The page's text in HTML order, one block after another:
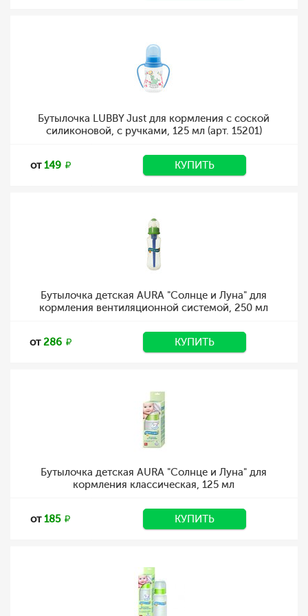
Бутылочка LUBBY Just для кормления с соской
силиконовой, с ручками, 125 мл (арт. 15201)
от149 КУПИТЬ
Бутылочка детская AURA "Солнце и Луна" для
кормления вентиляционной системой, 250 мл
от286 КУПИТЬ
Бутылочка детская AURA "Солнце и Луна" для
кормления классическая, 125 мл
от185 КУПИТЬ